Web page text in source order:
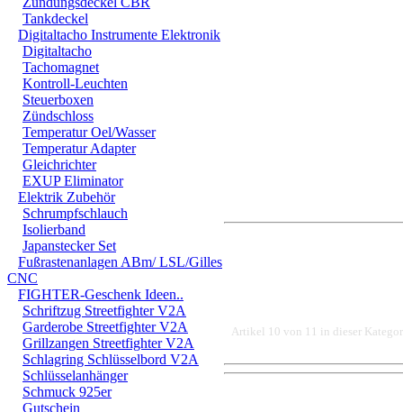
Tankdeckel
Digitaltacho Instrumente Elektronik
Digitaltacho
Tachomagnet
Kontroll-Leuchten
Steuerboxen
Zündschloss
Temperatur Oel/Wasser
Temperatur Adapter
Gleichrichter
EXUP Eliminator
Elektrik Zubehör
Schrumpfschlauch
Isolierband
Japanstecker Set
Fußrastenanlagen ABm/ LSL/Gilles
CNC
FIGHTER-Geschenk Ideen..
Schriftzug Streetfighter V2A
Garderobe Streetfighter V2A
Grillzangen Streetfighter V2A
Schlagring Schlüsselbord V2A
Schlüsselanhänger
Schmuck 925er
Gutschein
Artikel 10 von 11 in dieser